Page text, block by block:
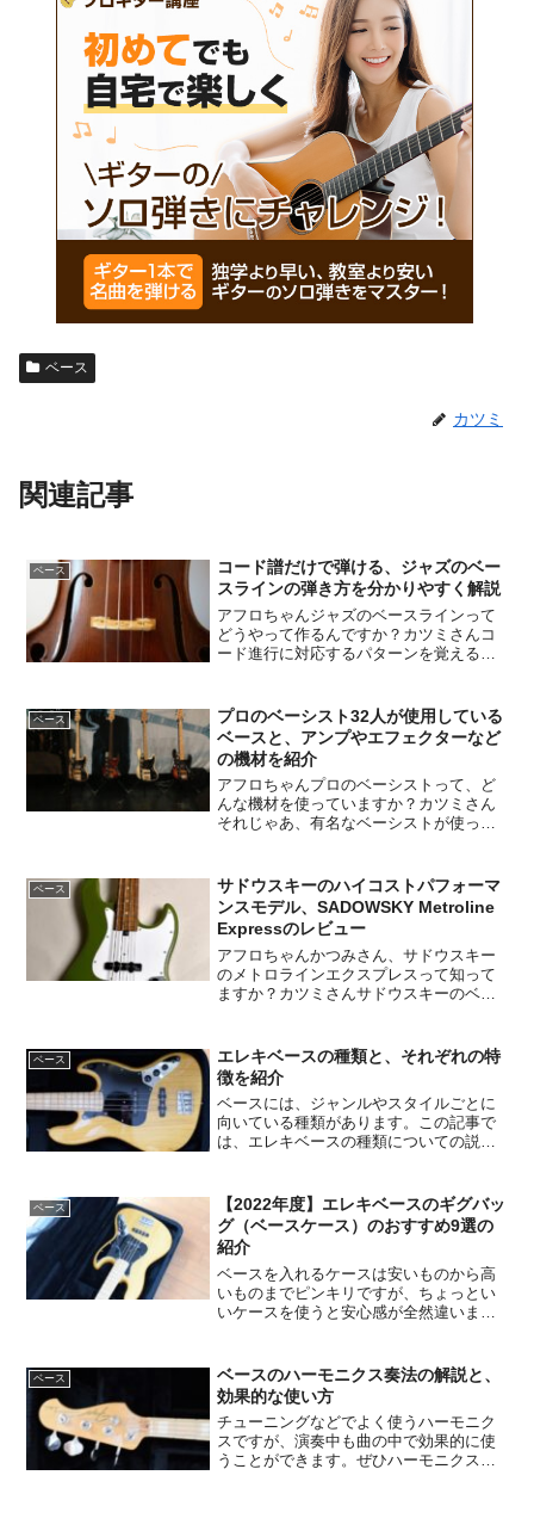
ベース
カツミ
関連記事
ベース
コード譜だけで弾ける、ジャズのベー
スラインの弾き方を分かりやすく解説
アフロちゃんジャズのベースラインって
どうやって作るんですか？カツミさんコ
ード進行に対応するパターンを覚える
えますか？カツミさん了解です。ここか
ら詳しく解説します。アフロ...
ベース
プロのベーシスト32人が使用している
ベースと、アンプやエフェクターなど
の機材を紹介
アフロちゃんプロのベーシストって、ど
んな機材を使っていますか？カツミさん
それじゃあ、有名なベーシストが使って
んな楽器を使っているのか興味がありま
すよね。好きなベーシスト...
ベース
サドウスキーのハイコストパフォーマ
ンスモデル、SADOWSKY Metroline
Expressのレビュー
アフロちゃんかつみさん、サドウスキー
のメトロラインエクスプレスって知って
ますか？カツミさんサドウスキーのベー
っているから安いんですよね。カツミさ
ん品質も良くて、正直NY...
ベース
エレキベースの種類と、それぞれの特
徴を紹介
ベースには、ジャンルやスタイルごとに
向いている種類があります。この記事で
は、エレキベースの種類についての説明
ベース
【2022年度】エレキベースのギグバッ
グ（ベースケース）のおすすめ9選の
紹介
ベースを入れるケースは安いものから高
いものまでピンキリですが、ちょっとい
いケースを使うと安心感が全然違いま
用できるので、ずっと使うことができま
す。 余談ですが、以前高校生くらいの子
がギターのソフトケースにベースを入れ
ているのを見たことがあるのですが、ヘ
ッド部分が飛び出ていて驚いたことがあ
ります。これではまったくケースの役割
ベース
ベースのハーモニクス奏法の解説と、
効果的な使い方
チューニングなどでよく使うハーモニク
スですが、演奏中も曲の中で効果的に使
うことができます。ぜひハーモニクスを